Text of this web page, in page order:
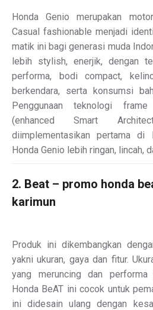
Honda Genio merupakan
Casual fashionable menjadi
matik ini bagi generasi muda
lebih stylish, enerjik, dengan
performa, bodi compact,
berkendara, serta konsumsi
Penggunaan teknologi
(enhanced Smart
diimplementasikan pertama di
Honda Genio lebih ringan, lincah,
2. Beat – promo honda
karimun
Produk ini dikembangkan
yakni ukuran, gaya dan fitur.
yang meruncing dan
Honda BeAT ini cocok untuk
ini didesain ulang dengan